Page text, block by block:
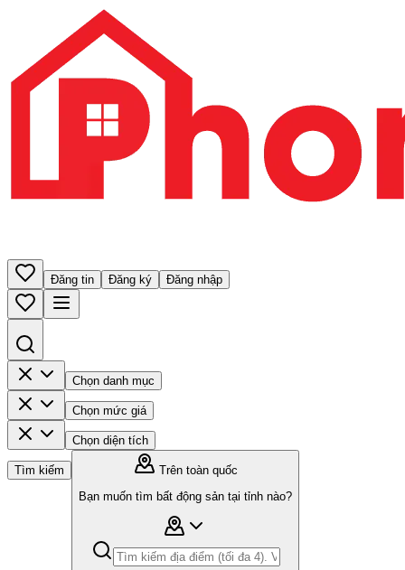
Đăng tin Đăng ký Đăng nhập
Chọn danh mục
Chọn mức giá
Chọn diện tích
Tìm kiếm
Trên toàn quốc
Bạn muốn tìm bất động sản tại tỉnh nào?